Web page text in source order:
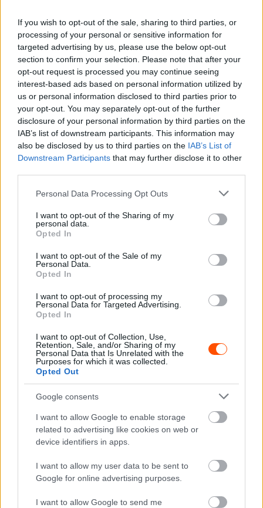
If you wish to opt-out of the sale, sharing to third parties, or
processing of your personal or sensitive information for
targeted advertising by us, please use the below opt-out
section to confirm your selection. Please note that after your
opt-out request is processed you may continue seeing
interest-based ads based on personal information utilized by
us or personal information disclosed to third parties prior to
your opt-out. You may separately opt-out of the further
disclosure of your personal information by third parties on the
IAB’s list of downstream participants. This information may
also be disclosed by us to third parties on the IAB’s List of
Downstream Participants that may further disclose it to other
Please note that this website/app uses one or more Google
not limited to your visit or usage behaviour. You may click to
grant or deny consent to Google and its third-party tags to
use your data for below specified purposes in below Google
consent section.
Personal Data Processing Opt Outs
I want to opt-out of the Sharing of my
personal data.
Opted In
I want to opt-out of the Sale of my
Personal Data.
Opted In
I want to opt-out of processing my
Personal Data for Targeted Advertising.
Opted In
I want to opt-out of Collection, Use,
Retention, Sale, and/or Sharing of my
Personal Data that Is Unrelated with the
Purposes for which it was collected.
Opted Out
Google consents
I want to allow Google to enable storage
related to advertising like cookies on web or
device identifiers in apps.
I want to allow my user data to be sent to
Google for online advertising purposes.
I want to allow Google to send me
A bajnokságot továbbra is Latvala vezeti, míg a címvédő
Érdiék holtversenyben Will Grahammel a negyedik helyen
állnak.
A modern autók között izgalmas verseny zajlott Stéphane
Lefebvre, Hayden Paddon, Jos Verstappen és sokáig a
verseny történetének legsikeresebb versenyzője, Freddy
végül a francia versenyzőnyerte , aki a tavalyi év után
ismét nyerni tudott, azonban amíg tavaly Hyundaijal
nyert, addig idén Toyotával.